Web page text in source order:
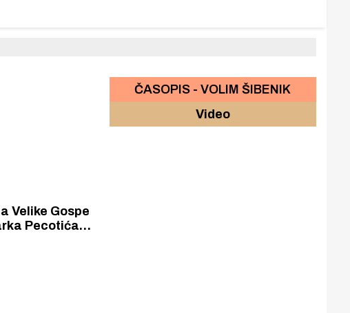
Velike Gospe
Pecotića
ČASOPIS - VOLIM ŠIBENIK
Video